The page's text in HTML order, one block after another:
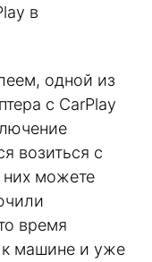
в
одной из
с CarPlay
возиться с
них можете
время
к машине и уже